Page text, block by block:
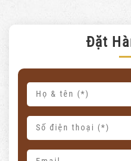
Đặt